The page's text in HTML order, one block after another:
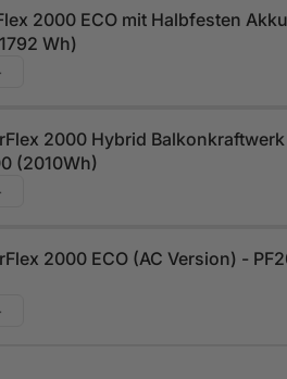
nicht mehr als 30 Kilowatt
nicht übersteigen wird.
2000 ECO mit Halbfesten
Wh)
2000 Hybrid
(2010Wh)
2000 ECO (AC Version) -